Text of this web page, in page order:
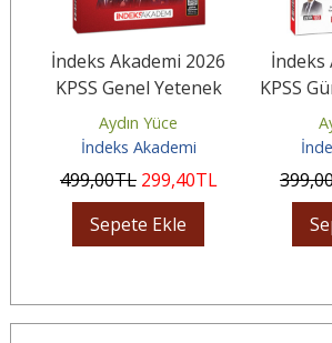
İndeks Akademi 2026
KPSS Genel Yetenek
Genel Kültür 10
DenemeX Çözümlü
Aydın Yüce
İndeks Akademi
499,00TL 299,40TL
Sepete Ekle
İndeks
KPSS
Bilgiler
399